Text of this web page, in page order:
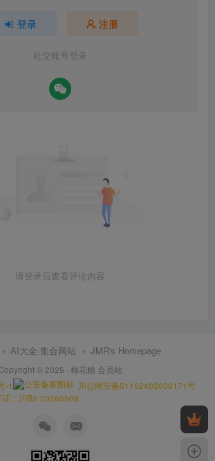
登录 注册
社交账号登录
请登录后查看评论内容
AI大全 集合网站 JMR's Homepage
Copyright © 2025 · 棉花糖 会员站
-1
川公网安备51152402000171号
：川B2-20260508